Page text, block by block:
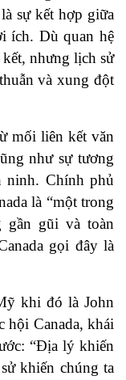
sự kết hợp giữa
ích. Dù quan hệ
kết, nhưng lịch sử
và xung đột
mối liên kết văn
như sự tương
ninh. Chính phủ
là “một trong
gần gũi và toàn
gọi đây là
khi đó là John
hội Canada, khái
“Địa lý khiến
khiến chúng ta